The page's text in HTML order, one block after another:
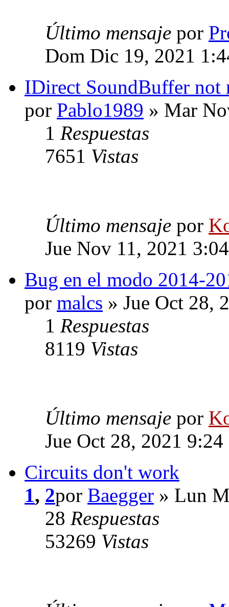
Último mensaje por
Dom Dic 19, 2021
IDirect SoundBuffer not
por Pablo1989 » Mar
1 Respuestas
7651 Vistas
Último mensaje por
Jue Nov 11, 2021
Bug en el modo 2014-
por malcs » Jue Oct 28,
1 Respuestas
8119 Vistas
Último mensaje por
Jue Oct 28, 2021 9:24
Circuits don't work
1, 2por Baegger » Lun
28 Respuestas
53269 Vistas